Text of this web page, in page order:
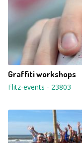
Graffiti workshops
Flitz-events - 23803